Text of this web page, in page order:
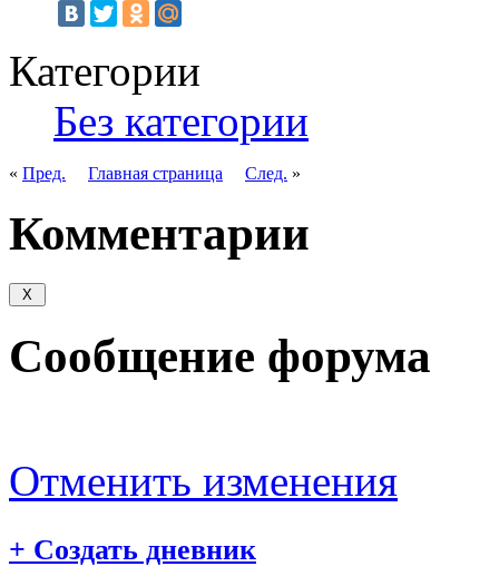
Категории
Без категории
« Пред. Главная страница След. »
Комментарии
Сообщение форума
Отменить изменения
+ Создать дневник